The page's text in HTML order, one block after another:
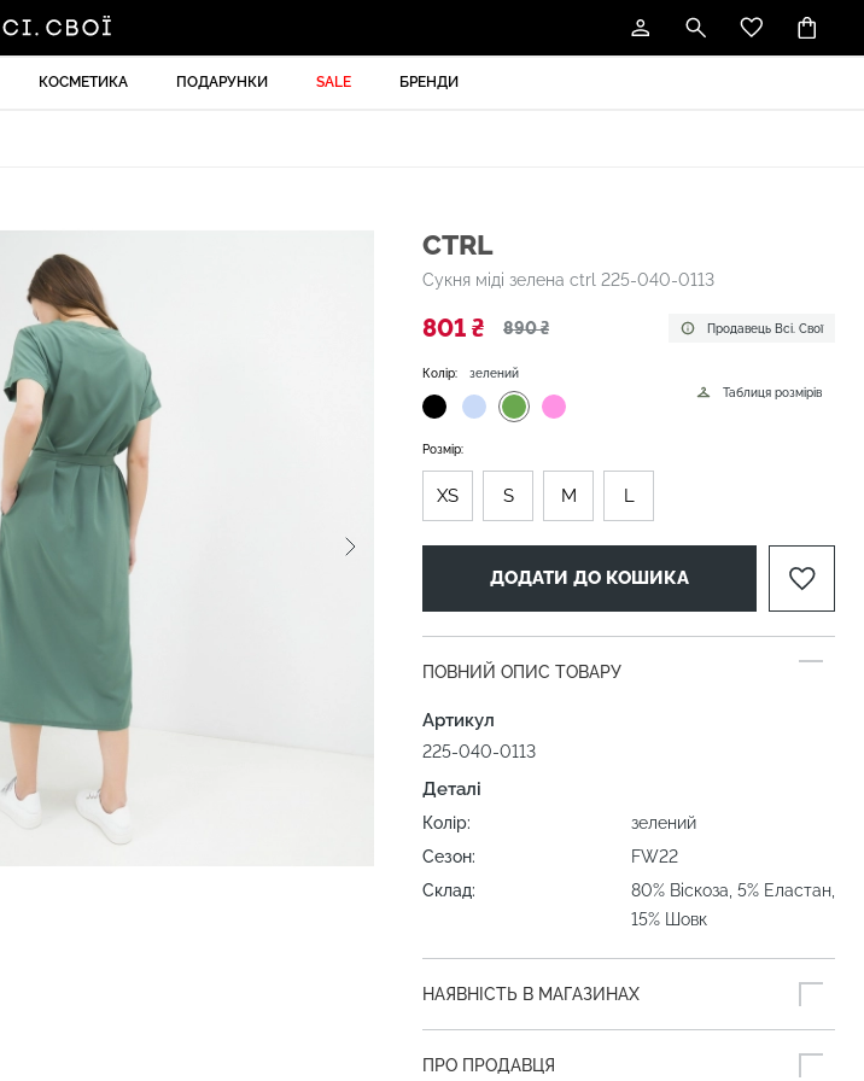
КОСМЕТИКА ПОДАРУНКИ SALE БРЕНДИ
CTRL
Сукня міді зелена ctrl 225-040-0113
801 ₴ 890 ₴ Продавець Всі. Свої
Колір:
зелений
Таблиця розмірів
Розмір:
XS S M L
ДОДАТИ ДО КОШИКА
ПОВНИЙ ОПИС ТОВАРУ
Артикул
225-040-0113
Деталі
Колір:
зелений
Сезон:
FW22
Склад:
80% Віскоза, 5% Еластан,
15% Шовк
НАЯВНІСТЬ В МАГАЗИНАХ
ПРО ПРОДАВЦЯ